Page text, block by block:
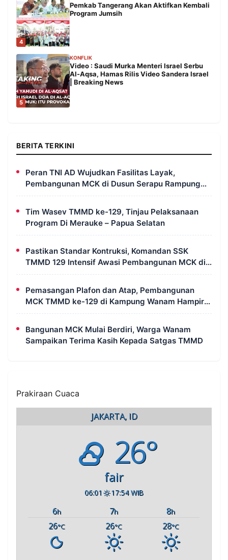
4
Pemkab Tangerang Akan Aktifkan Kembali
Program Jumsih
5
KONFLIK
Video : Saudi Murka Menteri Israel Serbu
Al-Aqsa, Hamas Rilis Video Sandera Israel
| Breaking News
BERITA TERKINI
Peran TNI AD Wujudkan Fasilitas Layak,
Pembangunan MCK di Dusun Serapu Rampung
Dikerjakan
Tim Wasev TMMD ke-129, Tinjau Pelaksanaan
Program Di Merauke – Papua Selatan
Pastikan Standar Kontruksi, Komandan SSK
TMMD 129 Intensif Awasi Pembangunan MCK di
Wanam
Pemasangan Plafon dan Atap, Pembangunan
MCK TMMD ke-129 di Kampung Wanam Hampir
Rampung
Bangunan MCK Mulai Berdiri, Warga Wanam
Sampaikan Terima Kasih Kepada Satgas TMMD
Prakiraan Cuaca
JAKARTA, ID
26°
fair
06:01 17:54 WIB
6h 7h 8h
26°C 26°C 28°C